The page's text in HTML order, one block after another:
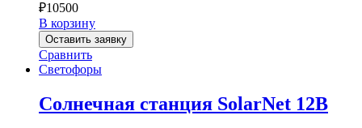
₽10500
В корзину
Оставить заявку
Сравнить
Светофоры
Солнечная станция SolarNet 12В